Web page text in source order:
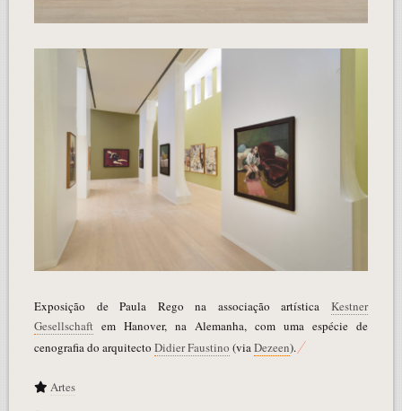
Exposição de Paula Rego na associação artísticaKestner
Gesellschaftem Hanover, na Alemanha, com uma espécie de
cenografia do arquitecto Didier Faustino (viaDezeen).
Artes